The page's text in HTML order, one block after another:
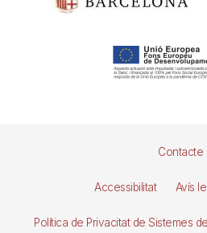
Contacte
Accessibilitat Avís
Política de Privacitat de Sistemes